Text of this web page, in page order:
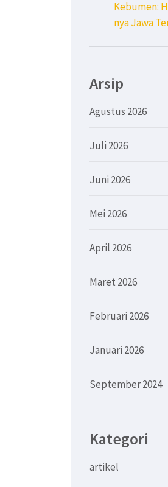
Kebumen:
nya Jawa
Arsip
Agustus 2026
Juli 2026
Juni 2026
Mei 2026
April 2026
Maret 2026
Februari 2026
Januari 2026
September 2024
Kategori
artikel